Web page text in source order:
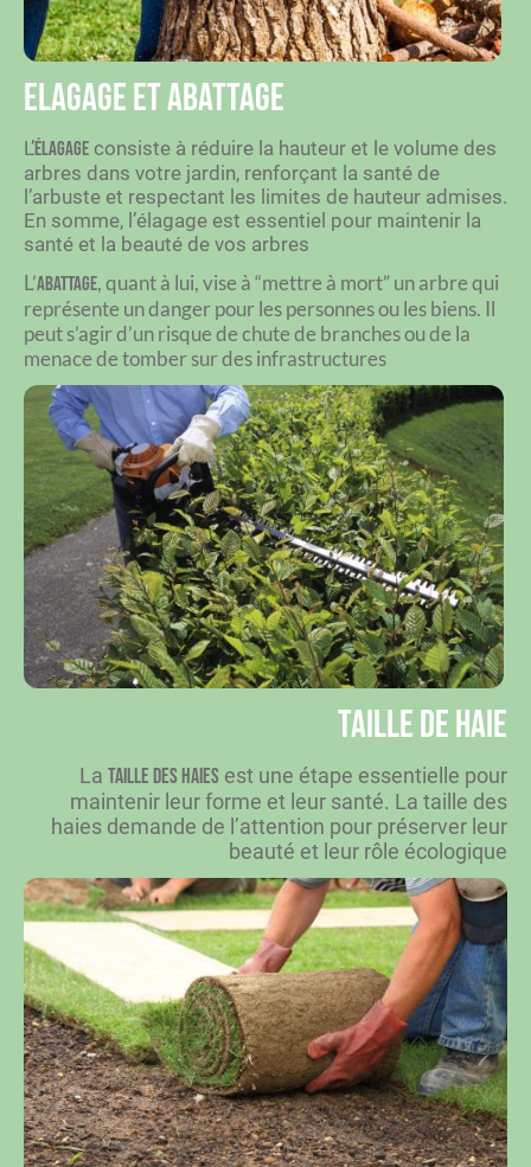
Elagage et abattage
L’élagage consiste à réduire la hauteur et le volume des
arbres dans votre jardin, renforçant la santé de
l’arbuste et respectant les limites de hauteur admises.
En somme, l’élagage est essentiel pour maintenir la
santé et la beauté de vos arbres
L’abattage, quant à lui, vise à “mettre à mort” un arbre qui
représente un danger pour les personnes ou les biens. Il
peut s’agir d’un risque de chute de branches ou de la
menace de tomber sur des infrastructures
Taille de haie
La taille des haies est une étape essentielle pour
maintenir leur forme et leur santé. La taille des
haies demande de l’attention pour préserver leur
beauté et leur rôle écologique